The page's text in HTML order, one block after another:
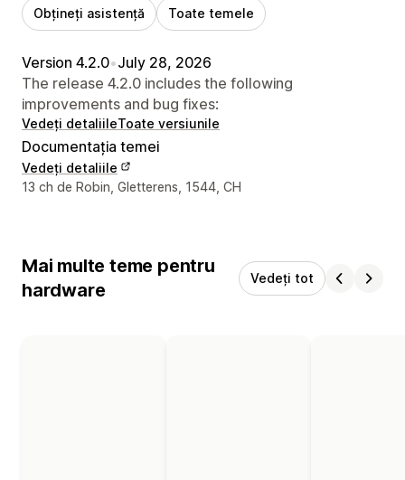
Obțineți asistență Toate temele
Version 4.2.0•July 28, 2026
The release 4.2.0 includes the following
improvements and bug fixes:
Vedeți detaliileToate versiunile
Documentația temei
Vedeți detaliile
Detaliile de contact ale designerului
13 ch de Robin, Gletterens, 1544, CH
Mai multe teme pentru
hardware
Vedeți tot